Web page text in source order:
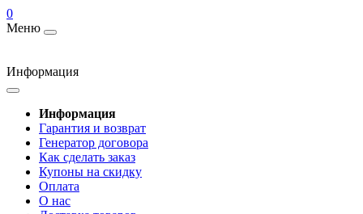
0
Меню
Информация
Информация
Гарантия и возврат
Генератор договора
Как сделать заказ
Купоны на скидку
Оплата
О нас